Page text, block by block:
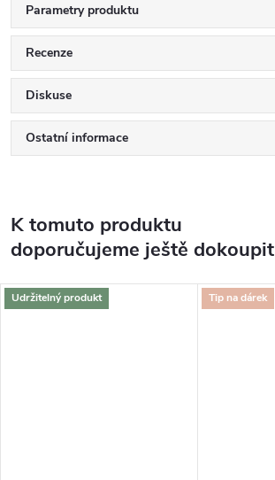
Parametry produktu
Recenze
Diskuse
Ostatní informace
K tomuto produktu
doporučujeme ještě dokoupit
Udržitelný produkt Tip na dárek